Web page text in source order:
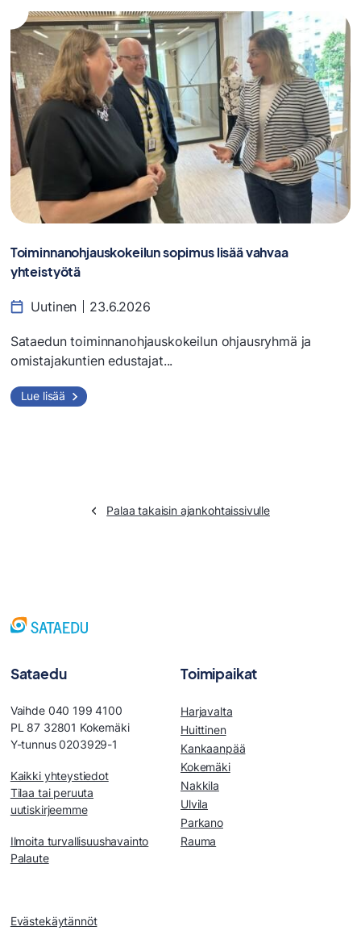
Toiminnanohjauskokeilun sopimus lisää vahvaa
yhteistyötä
Uutinen 23.6.2026
Sataedun toiminnanohjauskokeilun ohjausryhmä ja
omistajakuntien edustajat...
Lue lisää
Palaa takaisin ajankohtaissivulle
Sataedu
Vaihde 040 199 4100
PL 87 32801 Kokemäki
Y-tunnus 0203929-1
Kaikki yhteystiedot
Tilaa tai peruuta
uutiskirjeemme
Ilmoita turvallisuushavainto
Palaute
Evästekäytännöt
Toimipaikat
Harjavalta
Huittinen
Kankaanpää
Kokemäki
Nakkila
Ulvila
Parkano
Rauma